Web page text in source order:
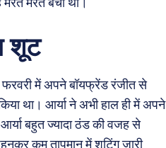
शूट
फरवरी में अपने बॉयफ्रेंड रंजीत से
था। आर्या ने अभी हाल ही में अपने
बहुत ज्यादा ठंड की वजह से
कम तापमान में शूटिंग जारी